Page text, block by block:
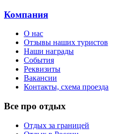
Компания
О нас
Отзывы наших туристов
Наши награды
События
Реквизиты
Вакансии
Контакты, схема проезда
Все про отдых
Отдых за границей